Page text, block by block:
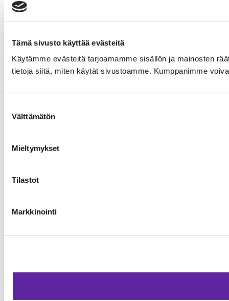
Tämä sivusto käyttää evästeitä
Käytämme evästeitä tarjoamamme sisällön ja mainosten
tietoja siitä, miten käytät sivustoamme. Kumppanimme
valinta
Välttämätön
Mieltymykset
Tilastot
Markkinointi